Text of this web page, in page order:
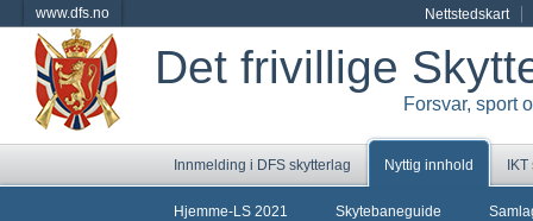
www.dfs.no Nettstedskart
Det frivillige
Forsvar, sport
Innmelding i DFS skytterlag Nyttig innhold
Hjemme-LS 2021
Skytebaneguide